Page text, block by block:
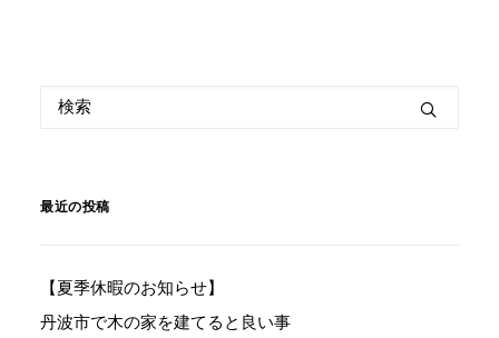
最近の投稿
【夏季休暇のお知らせ】
丹波市で木の家を建てると良い事